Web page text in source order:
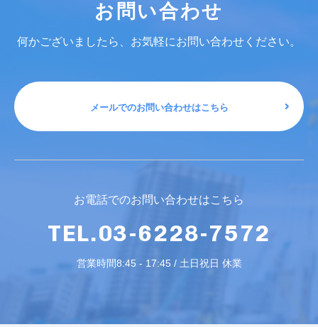
お問い合わせ
何かございましたら、お気軽にお問い合わせください。
メールでのお問い合わせはこちら
お電話でのお問い合わせはこちら
TEL.03-6228-7572
営業時間8:45 - 17:45 / 土日祝日 休業